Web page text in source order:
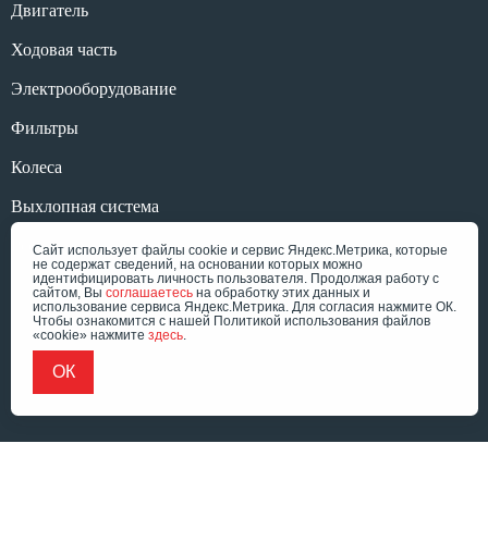
Двигатель
Ходовая часть
Электрооборудование
Фильтры
Колеса
Выхлопная система
Ресурс без названия
© «Форклифт Сервис», 2026
Сайт использует файлы cookie и сервис Яндекс.Метрика, которые
не содержат сведений, на основании которых можно
идентифицировать личность пользователя. Продолжая работу с
сайтом, Вы соглашаетесь на обработку этих данных и
использование сервиса Яндекс.Метрика. Для согласия нажмите ОК.
Чтобы ознакомится с нашей Политикой использования файлов
«cookie» нажмите здесь.
ОК